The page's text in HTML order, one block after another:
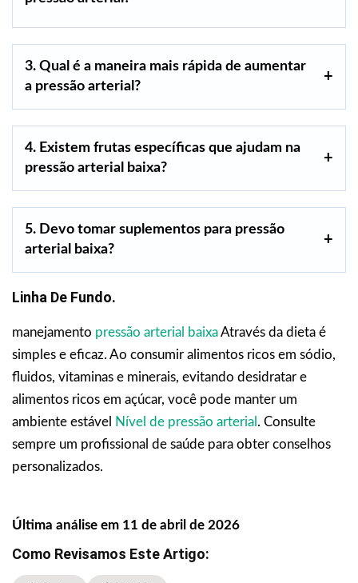
3. Qual é a maneira mais rápida de aumentar
a pressão arterial?
4. Existem frutas específicas que ajudam na
pressão arterial baixa?
5. Devo tomar suplementos para pressão
arterial baixa?
Linha De Fundo.
manejamento pressão arterial baixaAtravés da dieta é
simples e eficaz. Ao consumir alimentos ricos em sódio,
fluidos, vitaminas e minerais, evitando desidratar e
alimentos ricos em açúcar, você pode manter um
ambiente estável
Nível de pressão arterial . Consulte
sempre um profissional de saúde para obter conselhos
personalizados.
Última análise em 11 de abril de 2026
Como Revisamos Este Artigo: